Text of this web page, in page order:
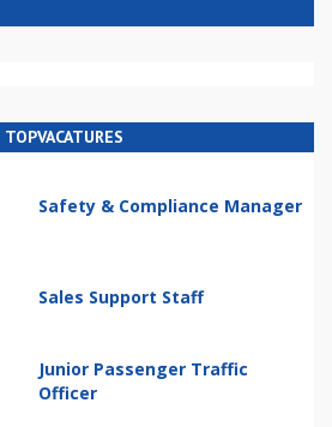
TOPVACATURES
Safety & Compliance Manager
Sales Support Staff
Junior Passenger Traffic
Officer